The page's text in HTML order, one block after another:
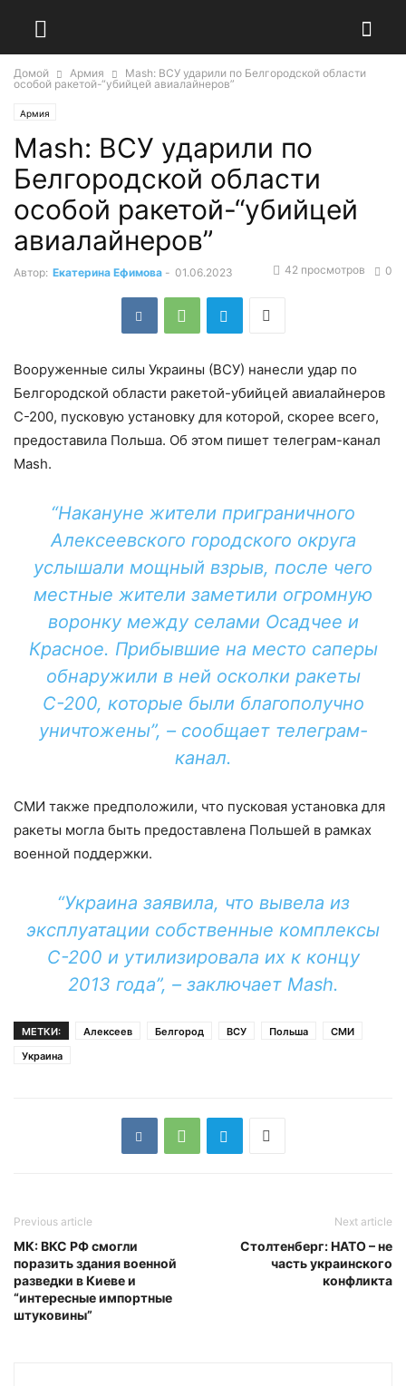
Домой Армия
Mash: ВСУ ударили по Белгородской области
особой ракетой-“убийцей авиалайнеров”
Армия
Mash: ВСУ ударили по
Белгородской области
особой ракетой-“убийцей
авиалайнеров”
Автор: Екатерина Ефимова - 01.06.2023 0
42 просмотров
Вооруженные силы Украины (ВСУ) нанесли удар по
Белгородской области ракетой-убийцей авиалайнеров
С-200, пусковую установку для которой, скорее всего,
предоставила Польша. Об этом пишет телеграм-канал
Mash.
“Накануне жители приграничного
Алексеевского городского округа
услышали мощный взрыв, после чего
местные жители заметили огромную
воронку между селами Осадчее и
Красное. Прибывшие на место саперы
обнаружили в ней осколки ракеты
С-200, которые были благополучно
уничтожены”, – сообщает телеграм-
канал.
СМИ также предположили, что пусковая установка для
ракеты могла быть предоставлена Польшей в рамках
военной поддержки.
“Украина заявила, что вывела из
эксплуатации собственные комплексы
С-200 и утилизировала их к концу
2013 года”, – заключает Mash.
МЕТКИ: Алексеев Белгород ВСУ Польша
СМИ
Украина
Previous article
МК: ВКС РФ смогли
поразить здания военной
разведки в Киеве и
“интересные импортные
штуковины”
Next article
Столтенберг: НАТО – не
часть украинского
конфликта